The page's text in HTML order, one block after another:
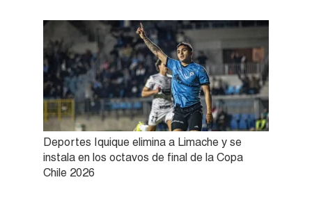
Deportes Iquique elimina a Limache y se
instala en los octavos de final de la Copa
Chile 2026